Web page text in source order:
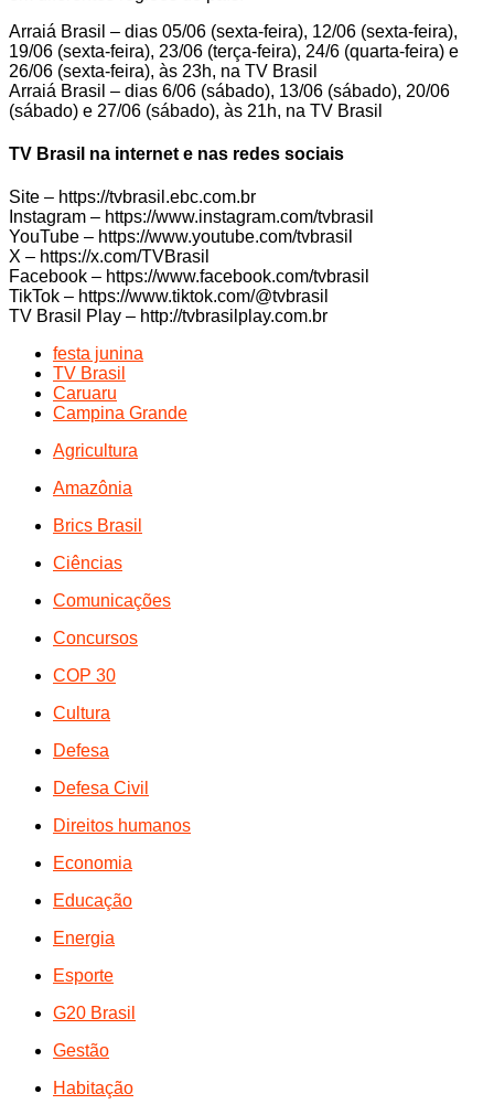
Arraiá Brasil – dias 05/06 (sexta-feira), 12/06 (sexta-feira),
19/06 (sexta-feira), 23/06 (terça-feira), 24/6 (quarta-feira) e
26/06 (sexta-feira), às 23h, na TV Brasil
Arraiá Brasil – dias 6/06 (sábado), 13/06 (sábado), 20/06
(sábado) e 27/06 (sábado), às 21h, na TV Brasil
TV Brasil na internet e nas redes sociais
Site – https://tvbrasil.ebc.com.br
Instagram – https://www.instagram.com/tvbrasil
YouTube – https://www.youtube.com/tvbrasil
X – https://x.com/TVBrasil
Facebook – https://www.facebook.com/tvbrasil
TikTok – https://www.tiktok.com/@tvbrasil
TV Brasil Play – http://tvbrasilplay.com.br
festa junina
TV Brasil
Caruaru
Campina Grande
Agricultura
Amazônia
Brics Brasil
Ciências
Comunicações
Concursos
COP 30
Cultura
Defesa
Defesa Civil
Direitos humanos
Economia
Educação
Energia
Esporte
G20 Brasil
Gestão
Habitação